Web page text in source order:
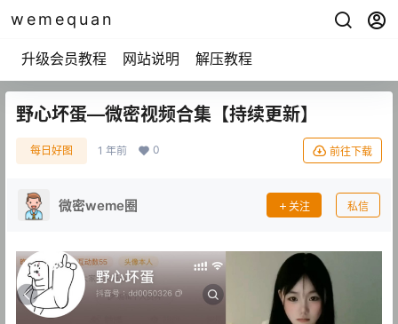
wemequan
升级会员教程 网站说明 解压教程
野心坏蛋—微密视频合集【持续更新】
每日好图 1 年前 0 前往下载
微密weme圈 关注 私信